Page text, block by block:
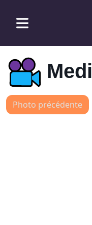
Photo précédente